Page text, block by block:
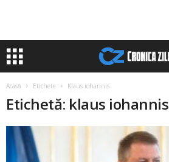
Acasă Etichete Klaus iohannis
Etichetă: klaus iohannis